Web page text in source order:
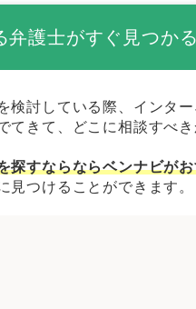
方
ぶ
ナビで探そう
護士がすぐ見つかる
検討している際、インタ
てきて、どこに相談すべ
探すならならベンナビが
つけることができます。